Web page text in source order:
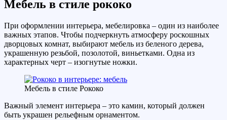
Мебель в стиле рококо
При оформлении интерьера, мебелировка – один из наиболее
важных этапов. Чтобы подчеркнуть атмосферу роскошных
дворцовых комнат, выбирают мебель из беленого дерева,
украшенную резьбой, позолотой, виньетками. Одна из
характерных черт – изогнутые ножки.
Мебель в стиле Рококо
Важный элемент интерьера – это камин, который должен
быть украшен рельефным орнаментом.